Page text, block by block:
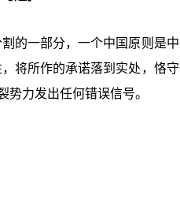
的一部分，一个中国原则是
将所作的承诺落到实处，恪
势力发出任何错误信号。